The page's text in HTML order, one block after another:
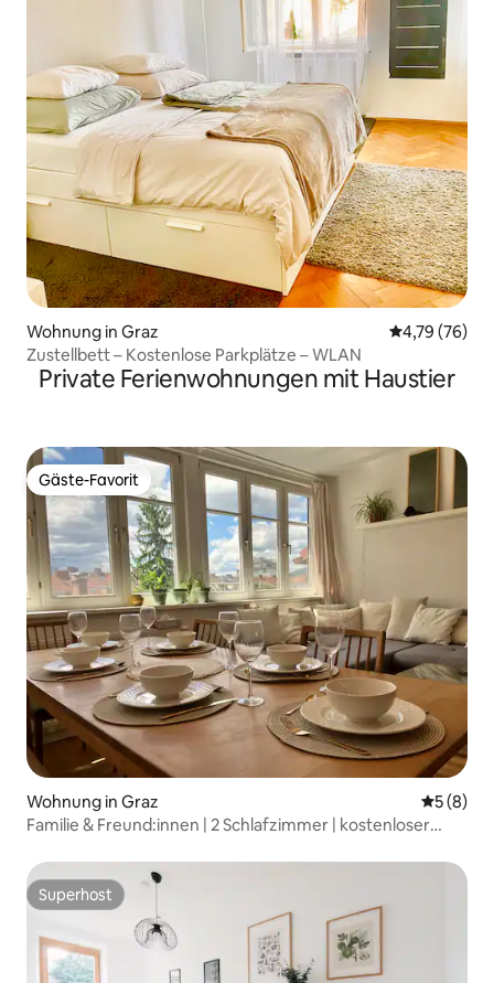
Wohnung in Graz
4,79 (76)
Zustellbett – Kostenlose Parkplätze – WLAN
Private Ferienwohnungen mit Haustier
Gäste-Favorit
Gäste-Favorit
Wohnung in Graz
5 (8)
Familie & Freund:innen | 2 Schlafzimmer | kostenloser
Superhost
Superhost